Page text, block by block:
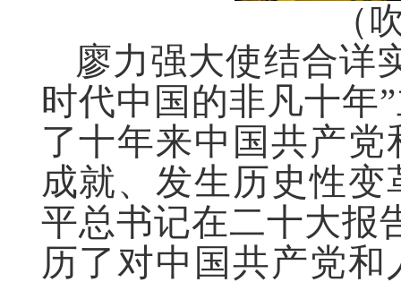
（
廖力强大使结合详
时代中国的非凡十年
了十年来中国共产
成就、发生历史性
平总书记在二十大报
历了对中国共产党